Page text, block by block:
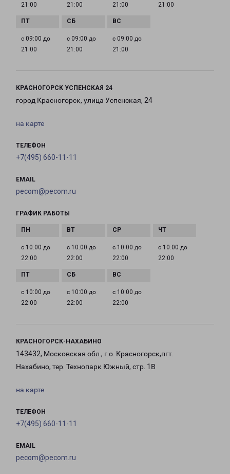
21:00
21:00
21:00
21:00
с 09:00 до
21:00
с 09:00 до
21:00
с 09:00 до
21:00
КРАСНОГОРСК УСПЕНСКАЯ 24
город Красногорск, улица Успенская, 24
на карте
ТЕЛЕФОН
+7(495) 660-11-11
EMAIL
pecom@pecom.ru
ГРАФИК РАБОТЫ
с 10:00 до
22:00
с 10:00 до
22:00
с 10:00 до
22:00
с 10:00 до
22:00
с 10:00 до
22:00
с 10:00 до
22:00
с 10:00 до
22:00
КРАСНОГОРСК-НАХАБИНО
143432, Московская обл., г.о. Красногорск,пгт.
Нахабино, тер. Технопарк Южный, стр. 1В
на карте
ТЕЛЕФОН
+7(495) 660-11-11
EMAIL
pecom@pecom.ru